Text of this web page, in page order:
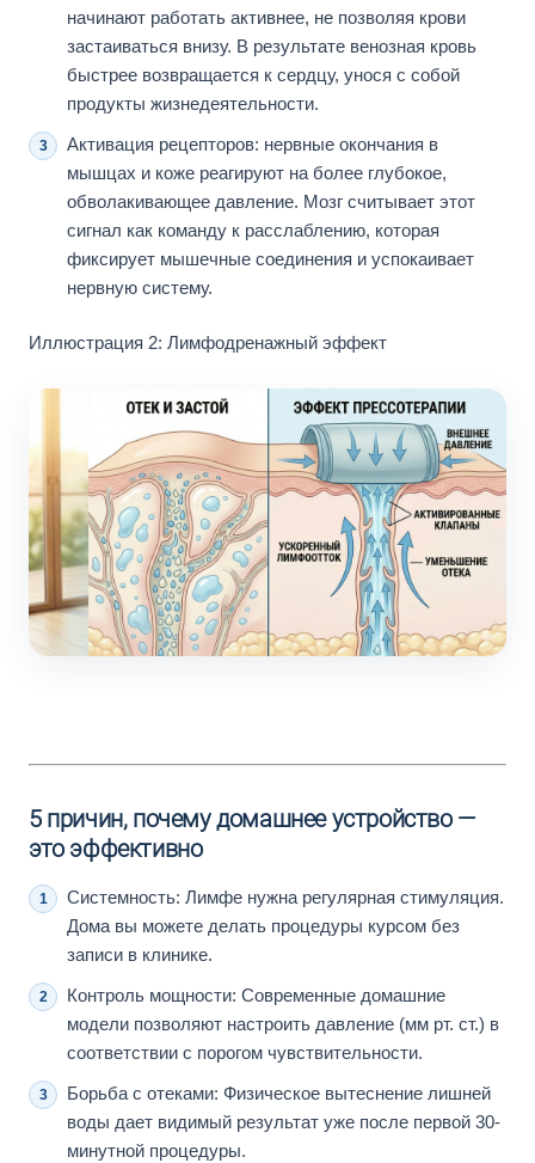
начинают работать активнее, не позволяя крови
застаиваться внизу. В результате венозная кровь
быстрее возвращается к сердцу, унося с собой
продукты жизнедеятельности.
Активация рецепторов: нервные окончания в
мышцах и коже реагируют на более глубокое,
обволакивающее давление. Мозг считывает этот
сигнал как команду к расслаблению, которая
фиксирует мышечные соединения и успокаивает
нервную систему.
Иллюстрация 2: Лимфодренажный эффект
5 причин, почему домашнее устройство —
это эффективно
Системность: Лимфе нужна регулярная стимуляция.
Дома вы можете делать процедуры курсом без
записи в клинике.
Контроль мощности: Современные домашние
модели позволяют настроить давление (мм рт. ст.) в
соответствии с порогом чувствительности.
Борьба с отеками: Физическое вытеснение лишней
воды дает видимый результат уже после первой 30-
минутной процедуры.